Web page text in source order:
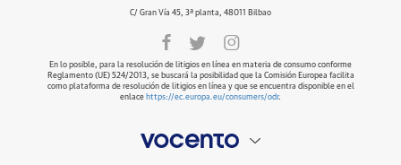
C/ Gran Vía 45, 3ª planta, 48011 Bilbao
En lo posible, para la resolución de litigios en línea en materia de consumo conforme
Reglamento (UE) 524/2013, se buscará la posibilidad que la Comisión Europea facilita
como plataforma de resolución de litigios en línea y que se encuentra disponible en el
enlace https://ec.europa.eu/consumers/odr.